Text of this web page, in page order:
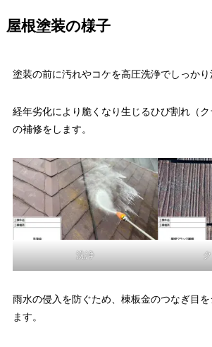
屋根塗装の様子
塗装の前に汚れやコケを高圧洗浄でしっかり
経年劣化により脆くなり生じるひび割れ（
の補修をします。
洗浄
雨水の侵入を防ぐため、棟板金のつなぎ目
ます。